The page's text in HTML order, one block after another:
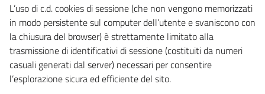
L’uso di c.d. cookies di sessione (che non vengono memorizzati
in modo persistente sul computer dell’utente e svaniscono con
la chiusura del browser) è strettamente limitato alla
trasmissione di identificativi di sessione (costituiti da numeri
casuali generati dal server) necessari per consentire
l’esplorazione sicura ed efficiente del sito.